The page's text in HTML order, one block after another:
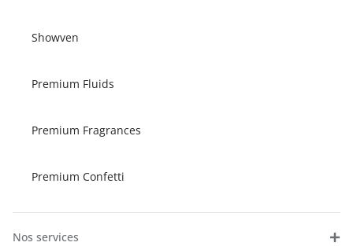
Showven
Premium Fluids
Premium Fragrances
Premium Confetti
Nos services